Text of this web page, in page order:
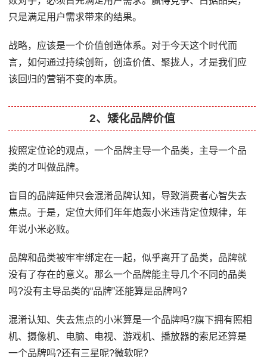
只是满足用户需求带来的结果。
战略，应该是一个价值创造体系。对于今天这个时代而
言，如何通过持续创新，创造价值、聚拢人，才是我们应
该回归的营销不变的本质。
2、矮化品牌价值
按照定位论的观点，一个品牌主导一个品类，主导一个品
类的才叫做品牌。
盲目的品牌延伸只会混淆品牌认知，导致消费者心智失去
焦点。于是，定位大师们年年炮轰小米违背定位规律，年
年说小米必败。
品牌和品类被牢牢绑定在一起，似乎离开了品类，品牌就
没有了存在的意义。那么一个品牌能主导几个不同的品类
吗?没有主导品类的“品牌”还能算是品牌吗?
混淆认知、失去焦点的小米算是一个品牌吗?旗下拥有照相
机、摄像机、电脑、电视、游戏机、播放器的索尼还算是
一个品牌吗?还有三星呢?微软呢?